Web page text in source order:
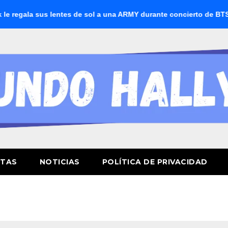
sus lentes de sol a una ARMY durante concierto de BTS
NOTICIAS POLÍTICA DE PRIVACIDAD